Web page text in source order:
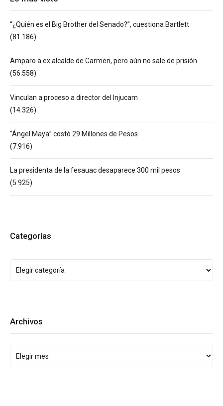
“¿Quién es el Big Brother del Senado?”, cuestiona Bartlett
(81.186)
Amparo a ex alcalde de Carmen, pero aún no sale de prisión
(56.558)
Vinculan a proceso a director del Injucam
(14.326)
“Ángel Maya” costó 29 Millones de Pesos
(7.916)
La presidenta de la fesauac desaparece 300 mil pesos
(5.925)
Categorías
Archivos